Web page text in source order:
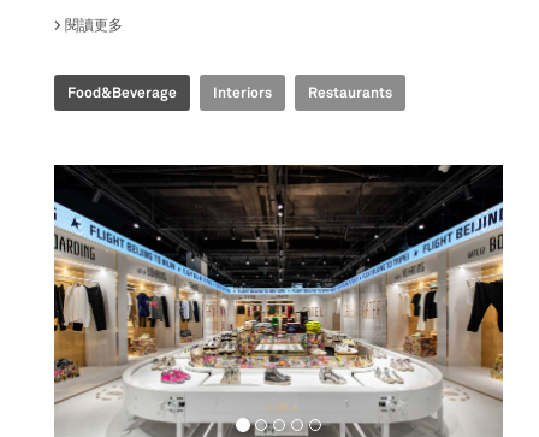
閱讀更多
Food&Beverage Interiors Restaurants